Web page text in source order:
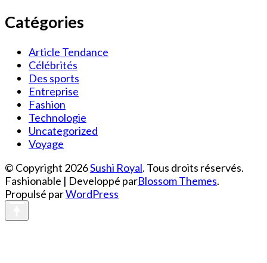
Catégories
Article Tendance
Célébrités
Des sports
Entreprise
Fashion
Technologie
Uncategorized
Voyage
© Copyright 2026Sushi Royal. Tous droits réservés.
Fashionable | Developpé parBlossom Themes.
Propulsé parWordPress